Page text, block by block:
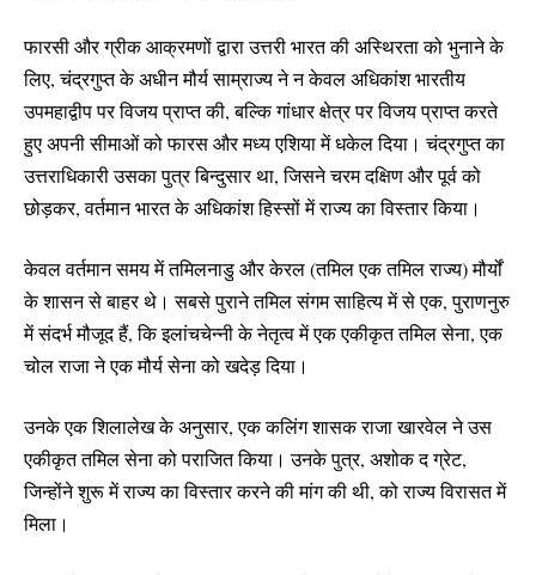
फारसी और ग्रीक आक्रमणों द्वारा उत्तरी भारत की अस्थिरता को भुनाने के
लिए, चंद्रगुप्त के अधीन मौर्य साम्राज्य ने न केवल अधिकांश भारतीय
उपमहाद्वीप पर विजय प्राप्त की, बल्कि गांधार क्षेत्र पर विजय प्राप्त करते
हुए अपनी सीमाओं को फारस और मध्य एशिया में धकेल दिया। चंद्रगुप्त का
उत्तराधिकारी उसका पुत्र बिन्दुसार था, जिसने चरम दक्षिण और पूर्व को
छोड़कर, वर्तमान भारत के अधिकांश हिस्सों में राज्य का विस्तार किया।
केवल वर्तमान समय में तमिलनाडु और केरल (तमिल एक तमिल राज्य) मौर्यों
के शासन से बाहर थे। सबसे पुराने तमिल संगम साहित्य में से एक, पुराणनुरु
में संदर्भ मौजूद हैं, कि इलांचचेन्नी के नेतृत्व में एक एकीकृत तमिल सेना, एक
चोल राजा ने एक मौर्य सेना को खदेड़ दिया।
उनके एक शिलालेख के अनुसार, एक कलिंग शासक राजा खारवेल ने उस
एकीकृत तमिल सेना को पराजित किया। उनके पुत्र, अशोक द ग्रेट,
जिन्होंने शुरू में राज्य का विस्तार करने की मांग की थी, को राज्य विरासत में
मिला।